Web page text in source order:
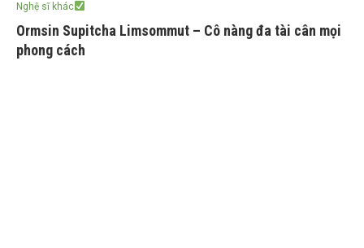
Nghệ sĩ khác
Ormsin Supitcha Limsommut – Cô nàng đa tài cân mọi
phong cách